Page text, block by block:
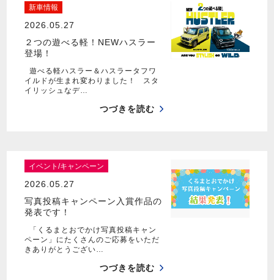
新車情報
2026.05.27
２つの遊べる軽！NEWハスラー
登場！
遊べる軽ハスラー＆ハスラータフワ
イルドが生まれ変わりました！ スタ
イリッシュなデ…
つづきを読む
イベント/キャンペーン
2026.05.27
写真投稿キャンペーン入賞作品の
発表です！
「くるまとおでかけ写真投稿キャン
ペーン」にたくさんのご応募をいただ
きありがとうござい…
つづきを読む